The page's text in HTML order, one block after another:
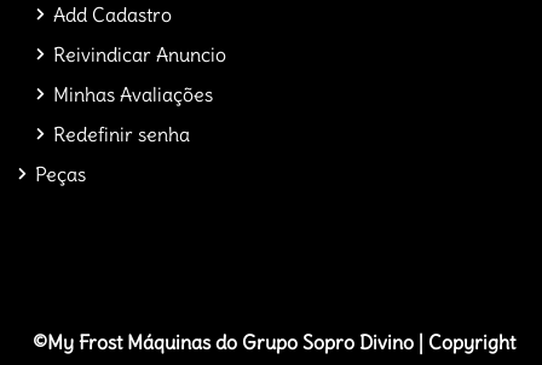
Add Cadastro
Reivindicar Anuncio
Minhas Avaliações
Redefinir senha
Peças
©My Frost Máquinas do Grupo Sopro Divino | Copyright